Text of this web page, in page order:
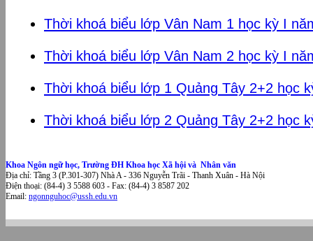
Thời khoá biểu lớp Vân Nam 1 học kỳ I
Thời khoá biểu lớp Vân Nam 2 học kỳ I
Thời khoá biểu lớp 1 Quảng Tây 2+2 học
Thời khoá biểu lớp 2 Quảng Tây 2+2 học
Khoa Ngôn ngữ học, Trường ĐH Khoa học Xã hội và Nhân văn
Địa chỉ: Tầng 3 (P.301-307) Nhà A - 336 Nguyễn Trãi - Thanh Xuân - Hà Nội
Điện thoại: (84-4) 3 5588 603 - Fax: (84-4) 3 8587 202
Email: ngonnguhoc@ussh.edu.vn